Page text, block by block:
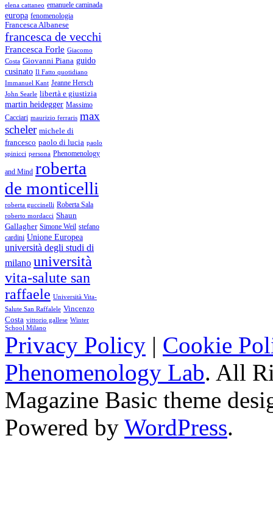
elena cattaneo emanuele caminada
europa fenomenologia
Francesca Albanese
francesca de vecchi
Francesca Forle Giacomo
Costa Giovanni Piana guido
cusinato Il Fatto quotidiano
Immanuel Kant Jeanne Hersch
John Searle libertà e giustizia
martin heidegger Massimo
Cacciari maurizio ferraris max
scheler michele di
francesco paolo di lucia paolo
spinicci persona Phenomenology
and Mind roberta
de monticelli
roberta guccinelli Roberta Sala
roberto mordacci Shaun
Gallagher Simone Weil stefano
cardini Unione Europea
università degli studi di
milano università
vita-salute san
raffaele Università Vita-
Salute San Raffalele Vincenzo
Costa vittorio gallese Winter
School Milano
Privacy Policy | Cookie
Phenomenology Lab. All
Magazine Basic theme
Powered by WordPress.